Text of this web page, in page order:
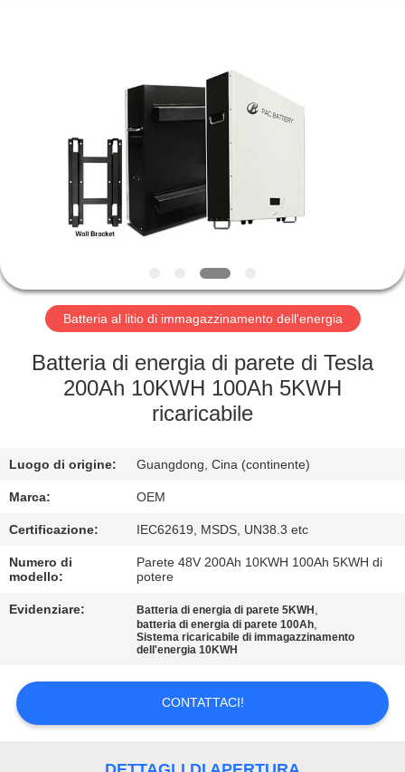
PRODOTTI
CIRCA
GIRO
DELLA
FABBRICA
CONTROLLO
QUALITÀ
CONTATTICI
BLOG
CITAZIONE
Batteria al litio di immagazzinamento dell'energia
Batteria di energia di parete di Tesla
200Ah 10KWH 100Ah 5KWH
ricaricabile
Luogo di origine: Guangdong, Cina (continente)
Marca: OEM
Certificazione: IEC62619, MSDS, UN38.3 etc
Numero di
modello:
Parete 48V 200Ah 10KWH 100Ah 5KWH di
potere
Evidenziare: Batteria di energia di parete 5KWH ,
batteria di energia di parete 100Ah,
Sistema ricaricabile di immagazzinamento
dell'energia 10KWH
CONTATTACI!